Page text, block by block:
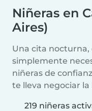
Niñeras en
Aires)
Una cita
simplemente
niñeras de
te lleva negociar
219 niñeras